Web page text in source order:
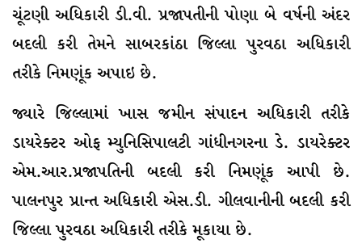
ચૂંટણી અધિકારી ડી.વી. પ્રજાપતીની પોણા બે વર્ષની અંદર
બદલી કરી તેમને સાબરકાંઠા જિલ્લા પુરવઠા અધિકારી
તરીકે નિમણૂંક અપાઇ છે.
જ્યારે જિલ્લામાં ખાસ જમીન સંપાદન અધિકારી તરીકે
ડાયરેક્ટર ઓફ મ્યુનિસિપાલટી ગાંધીનગરના ડે. ડાયરેક્ટર
એમ.આર.પ્રજાપતિની બદલી કરી નિમણૂંક આપી છે.
પાલનપુર પ્રાન્ત અધિકારી એસ.ડી. ગીલવાનીની બદલી કરી
જિલ્લા પુરવઠા અધિકારી તરીકે મૂકાયા છે.